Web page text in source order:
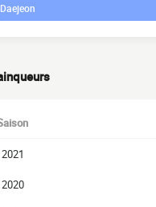
Daejeon
2021
2020